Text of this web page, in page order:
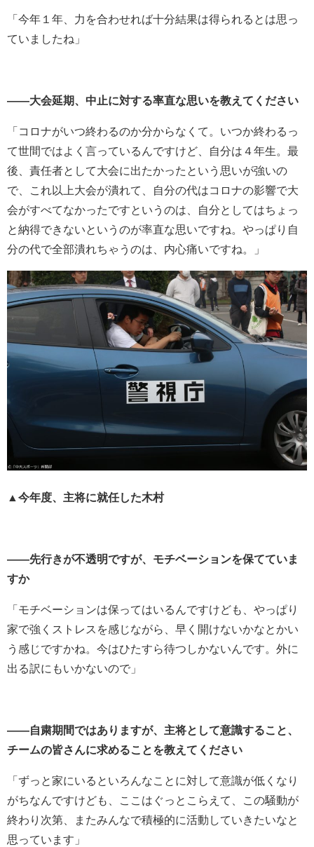
「今年１年、力を合わせれば十分結果は得られるとは思っ
ていましたね」
――大会延期、中止に対する率直な思いを教えてください
「コロナがいつ終わるのか分からなくて。いつか終わるっ
て世間ではよく言っているんですけど、自分は４年生。最
後、責任者として大会に出たかったという思いが強いの
で、これ以上大会が潰れて、自分の代はコロナの影響で大
会がすべてなかったですというのは、自分としてはちょっ
と納得できないというのが率直な思いですね。やっぱり自
分の代で全部潰れちゃうのは、内心痛いですね。」
▲今年度、主将に就任した木村
――先行きが不透明ですが、モチベーションを保てていま
すか
「モチベーションは保ってはいるんですけども、やっぱり
家で強くストレスを感じながら、早く開けないかなとかい
う感じですかね。今はひたすら待つしかないんです。外に
出る訳にもいかないので」
――自粛期間ではありますが、主将として意識すること、
チームの皆さんに求めることを教えてください
「ずっと家にいるといろんなことに対して意識が低くなり
がちなんですけども、ここはぐっとこらえて、この騒動が
終わり次第、またみんなで積極的に活動していきたいなと
思っています」